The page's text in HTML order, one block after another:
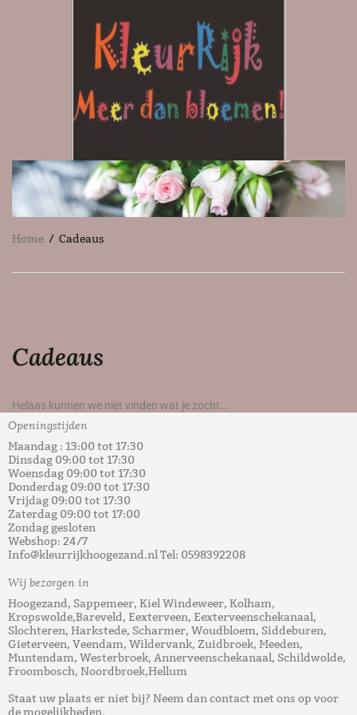
Home / Cadeaus
Cadeaus
Helaas kunnen we niet vinden wat je zocht...
Openingstijden
Maandag : 13:00 tot 17:30
Dinsdag 09:00 tot 17:30
Woensdag 09:00 tot 17:30
Donderdag 09:00 tot 17:30
Vrijdag 09:00 tot 17:30
Zaterdag 09:00 tot 17:00
Zondag gesloten
Webshop: 24/7
Info@kleurrijkhoogezand.nl Tel: 0598392208
Wij bezorgen in
Hoogezand, Sappemeer, Kiel Windeweer, Kolham,
Kropswolde,Bareveld, Eexterveen, Eexterveenschekanaal,
Slochteren, Harkstede, Scharmer, Woudbloem, Siddeburen,
Gieterveen, Veendam, Wildervank, Zuidbroek, Meeden,
Muntendam, Westerbroek, Annerveenschekanaal, Schildwolde,
Froombosch, Noordbroek,Hellum
Staat uw plaats er niet bij? Neem dan contact met ons op voor